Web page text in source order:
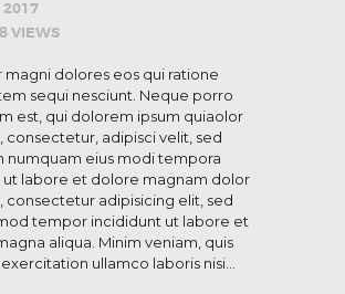
2017
VIEWS
magni dolores eos qui ratione
sequi nesciunt. Neque porro
est, qui dolorem ipsum quiaolor
consectetur, adipisci velit, sed
numquam eius modi tempora
ut labore et dolore magnam dolor
consectetur adipisicing elit, sed
tempor incididunt ut labore et
aliqua. Minim veniam, quis
ullamco laboris nisi…